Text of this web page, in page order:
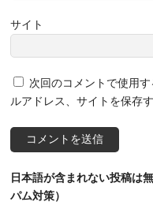
サイト
次回のコメントで使用
ルアドレス、サイトを保存す
日本語が含まれない投稿は
パム対策）